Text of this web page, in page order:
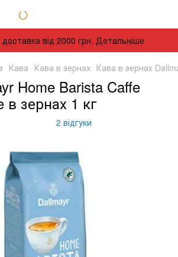
від 2000 грн. Детальніше
Кава Кава в зернах Кава в зернах
Home Barista Caffe
в зернах 1 кг
2 відгуки